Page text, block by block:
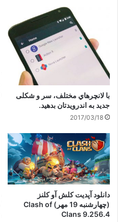
با لانچرهاي مختلف، سر و شکلی
جدید به اندرویدتان بدهید.
2017/03/18
دانلود آپدیت کلش آو کلنز
(چهارشنبه 19 مهر) Clash of
Clans 9.256.4